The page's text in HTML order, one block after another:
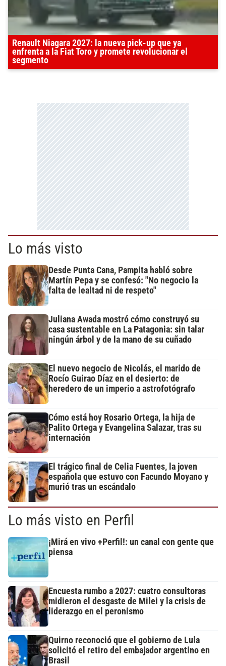
Renault Niagara 2027: la nueva pick-up que ya
enfrenta a la Fiat Toro y promete revolucionar el
segmento
Lo más visto
Desde Punta Cana, Pampita habló sobre
Martín Pepa y se confesó: "No negocio la
falta de lealtad ni de respeto"
Juliana Awada mostró cómo construyó su
casa sustentable en La Patagonia: sin talar
ningún árbol y de la mano de su cuñado
El nuevo negocio de Nicolás, el marido de
Rocío Guirao Díaz en el desierto: de
heredero de un imperio a astrofotógrafo
Cómo está hoy Rosario Ortega, la hija de
Palito Ortega y Evangelina Salazar, tras su
internación
El trágico final de Celia Fuentes, la joven
española que estuvo con Facundo Moyano y
murió tras un escándalo
Lo más visto en Perfil
¡Mirá en vivo +Perfil!: un canal con gente que
piensa
Encuesta rumbo a 2027: cuatro consultoras
midieron el desgaste de Milei y la crisis de
liderazgo en el peronismo
Quirno reconoció que el gobierno de Lula
solicitó el retiro del embajador argentino en
Brasil